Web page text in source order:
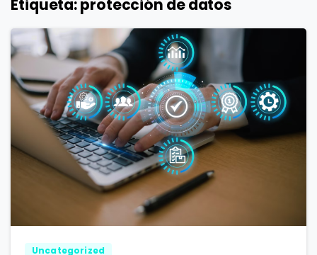
Etiqueta:protección de datos
Uncategorized